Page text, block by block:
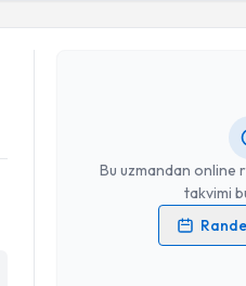
Bu uzmandan online
takvimi
Op. Dr. Hakan Kaya
Kişisel verilerimin